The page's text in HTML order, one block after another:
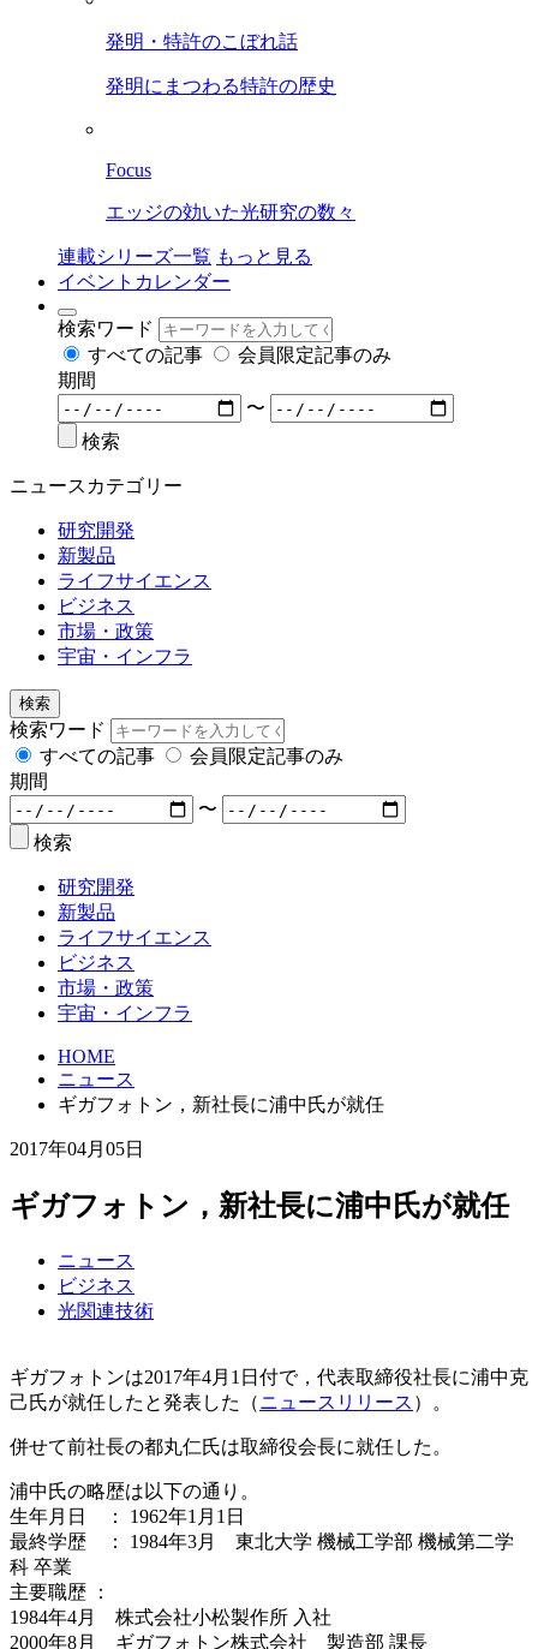
発明・特許のこぼれ話
発明にまつわる特許の歴史
Focus
エッジの効いた光研究の数々
連載シリーズ一覧 もっと見る
イベントカレンダー
検索ワード
すべての記事
会員限定記事のみ
期間
〜
検索
ニュースカテゴリー
研究開発
新製品
ライフサイエンス
ビジネス
市場・政策
宇宙・インフラ
検索
検索ワード
すべての記事
会員限定記事のみ
期間
〜
検索
研究開発
新製品
ライフサイエンス
ビジネス
市場・政策
宇宙・インフラ
HOME
ニュース
ギガフォトン，新社長に浦中氏が就任
2017年04月05日
ギガフォトン，新社長に浦中氏が就任
ニュース
ビジネス
光関連技術
ギガフォトンは2017年4月1日付で，代表取締役社長に浦中克
己氏が就任したと発表した（ニュースリリース ）。
併せて前社長の都丸仁氏は取締役会長に就任した。
浦中氏の略歴は以下の通り。
生年月日 ： 1962年1月1日
最終学歴 ： 1984年3月 東北大学 機械工学部 機械第二学
科 卒業
主要職歴 ：
1984年4月 株式会社小松製作所 入社
2000年8月 ギガフォトン株式会社 製造部 課長